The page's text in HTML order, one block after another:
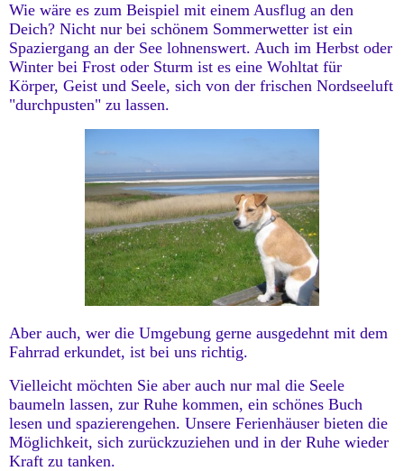
Wie wäre es zum Beispiel mit einem Ausflug an den
Deich? Nicht nur bei schönem Sommerwetter ist ein
Spaziergang an der See lohnenswert. Auch im Herbst oder
Winter bei Frost oder Sturm ist es eine Wohltat für
Körper, Geist und Seele, sich von der frischen Nordseeluft
"durchpusten" zu lassen.
Aber auch, wer die Umgebung gerne ausgedehnt mit dem
Fahrrad erkundet, ist bei uns richtig.
Vielleicht möchten Sie aber auch nur mal die Seele
baumeln lassen, zur Ruhe kommen, ein schönes Buch
lesen und spazierengehen. Unsere Ferienhäuser bieten die
Möglichkeit, sich zurückzuziehen und in der Ruhe wieder
Kraft zu tanken.